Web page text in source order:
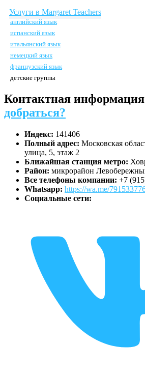
Услуги в Margaret Teachers
английский язык
испанский язык
итальянский язык
немецкий язык
французский язык
детские группы
Контактная информация
добраться?
Индекс: 141406
Полный адрес: Московская
улица, 5, этаж 2
Ближайшая станция метро:
Район: микрорайон
Все телефоны компании: +7
Whatsapp: https://wa.me/
Социальные сети: